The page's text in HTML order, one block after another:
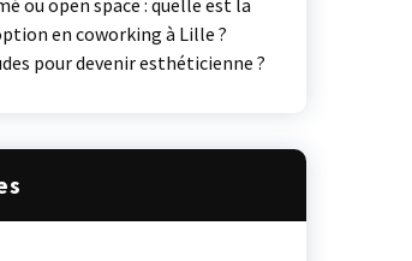
en coworking à Lille ?
pour devenir esthéticienne ?